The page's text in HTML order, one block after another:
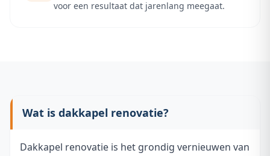
voor een resultaat dat jarenlang meegaat.
Wat is dakkapel renovatie?
Dakkapel renovatie is het grondig vernieuwen van